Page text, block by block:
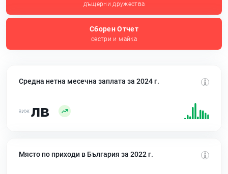
дъщерни дружества
Сборен Отчет
сестри и майка
Средна нетна месечна заплата за 2024 г.
лв
Място по приходи в България за 2022 г.